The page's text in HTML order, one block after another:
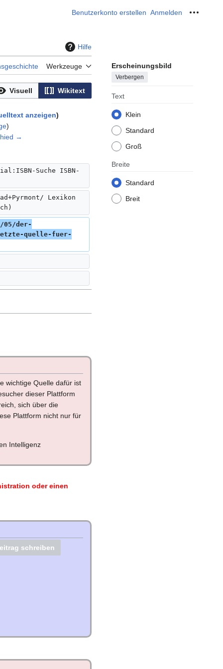
Benutzerkonto erstellen Anmelden Meine
Hilfe
Werkzeuge Erscheinungsbild
Verbergen
Text
Klein
Standard
Groß
Breite
Standard
Breit
Visuell Wikitext
anzeigen
)
→
Suche ISBN-
Lexikon
05/der-
quelle-fuer-
wichtige Quelle dafür ist
dieser Plattform
sich über die
Plattform nicht nur für
Intelligenz
oder einen